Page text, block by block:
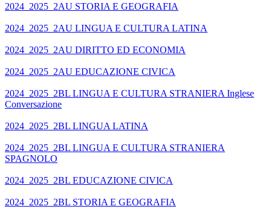
2024_2025_2AU STORIA E GEOGRAFIA
2024_2025_2AU LINGUA E CULTURA LATINA
2024_2025_2AU DIRITTO ED ECONOMIA
2024_2025_2AU EDUCAZIONE CIVICA
2024_2025_2BL LINGUA E CULTURA STRANIERA Inglese
Conversazione
2024_2025_2BL LINGUA LATINA
2024_2025_2BL LINGUA E CULTURA STRANIERA
SPAGNOLO
2024_2025_2BL EDUCAZIONE CIVICA
2024_2025_2BL STORIA E GEOGRAFIA